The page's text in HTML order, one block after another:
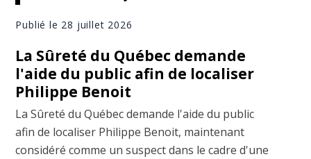
Publié le 28 juillet 2026
La Sûreté du Québec demande
l'aide du public afin de localiser
Philippe Benoit
La Sûreté du Québec demande l'aide du public
afin de localiser Philippe Benoit, maintenant
considéré comme un suspect dans le cadre d'une